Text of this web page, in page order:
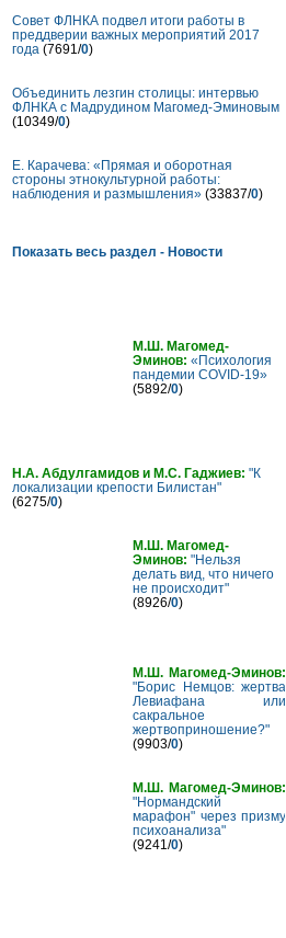
Совет ФЛНКА подвел итоги работы в
преддверии важных мероприятий 2017
года (7691/0)
Объединить лезгин столицы: интервью
ФЛНКА с Мадрудином Магомед-Эминовым
(10349/0)
Е. Карачева: «Прямая и оборотная
стороны этнокультурной работы:
наблюдения и размышления» (33837/0)
Показать весь раздел - Новости
М.Ш. Магомед-
Эминов: «Психология
пандемии COVID-19»
(5892/0)
Н.А. Абдулгамидов и М.С. Гаджиев: "К
локализации крепости Билистан"
(6275/0)
М.Ш. Магомед-
Эминов: "Нельзя
делать вид, что ничего
не происходит"
(8926/0)
М.Ш. Магомед-Эминов:
"Борис Немцов: жертва
Левиафана или
сакральное
жертвоприношение?"
(9903/0)
М.Ш. Магомед-Эминов:
"Нормандский
марафон" через призму
психоанализа"
(9241/0)